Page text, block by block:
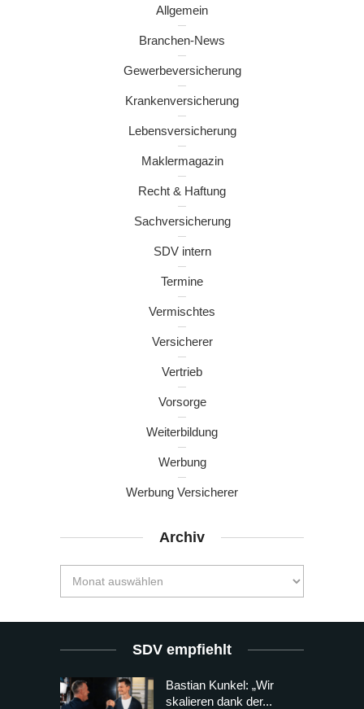
Allgemein
Branchen-News
Gewerbeversicherung
Krankenversicherung
Lebensversicherung
Maklermagazin
Recht & Haftung
Sachversicherung
SDV intern
Termine
Vermischtes
Versicherer
Vertrieb
Vorsorge
Weiterbildung
Werbung
Werbung Versicherer
Archiv
SDV empfiehlt
Bastian Kunkel: „Wir
skalieren dank der...